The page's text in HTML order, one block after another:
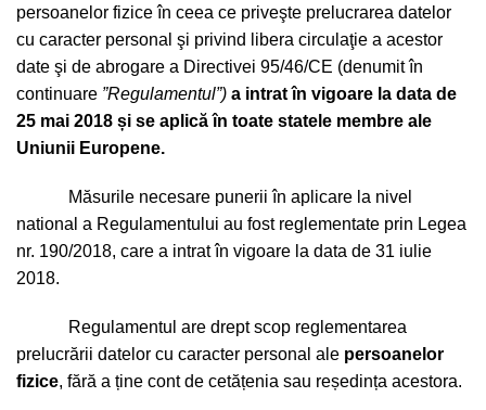
persoanelor fizice în ceea ce priveşte prelucrarea datelor
cu caracter personal şi privind libera circulaţie a acestor
date şi de abrogare a Directivei 95/46/CE (denumit în
continuare ”Regulamentul”) a intrat în vigoare la data de
25 mai 2018 și se aplică în toate statele membre ale
Uniunii Europene.
Măsurile necesare punerii în aplicare la nivel
national a Regulamentului au fost reglementate prin Legea
nr. 190/2018, care a intrat în vigoare la data de 31 iulie
2018.
Regulamentul are drept scop reglementarea
prelucrării datelor cu caracter personal ale persoanelor
fizice, fără a ține cont de cetățenia sau reședința acestora.